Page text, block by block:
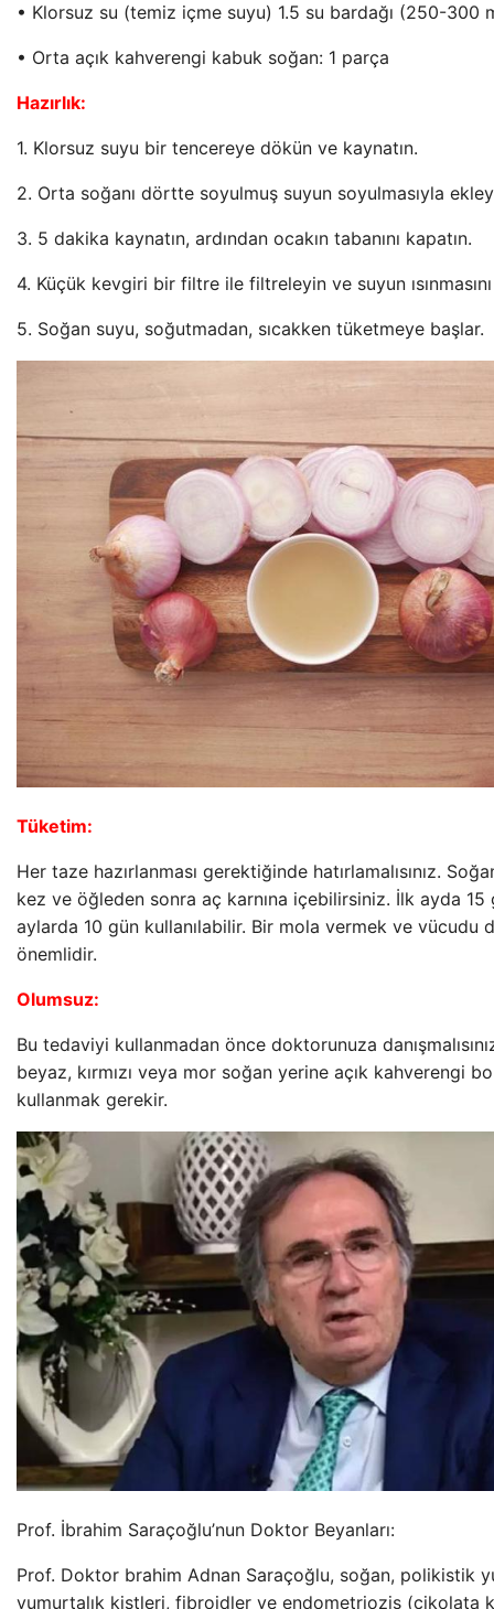
• Klorsuz su (temiz içme suyu) 1.5 su bardağı (250-300
• Orta açık kahverengi kabuk soğan: 1 parça
Hazırlık:
1. Klorsuz suyu bir tencereye dökün ve kaynatın.
2. Orta soğanı dörtte soyulmuş suyun soyulmasıyla
3. 5 dakika kaynatın, ardından ocakın tabanını kapatın.
4. Küçük kevgiri bir filtre ile filtreleyin ve suyun
5. Soğan suyu, soğutmadan, sıcakken tüketmeye başlar.
Tüketim:
Her taze hazırlanması gerektiğinde hatırlamalısınız.
kez ve öğleden sonra aç karnına içebilirsiniz. İlk ayda 15
aylarda 10 gün kullanılabilir. Bir mola vermek ve vücudu
önemlidir.
Olumsuz:
Bu tedaviyi kullanmadan önce doktorunuza
beyaz, kırmızı veya mor soğan yerine açık kahverengi
kullanmak gerekir.
Prof. İbrahim Saraçoğlu’nun Doktor Beyanları:
Prof. Doktor brahim Adnan Saraçoğlu, soğan, polikistik
yumurtalık kistleri, fibroidler ve endometriozis (çikolata